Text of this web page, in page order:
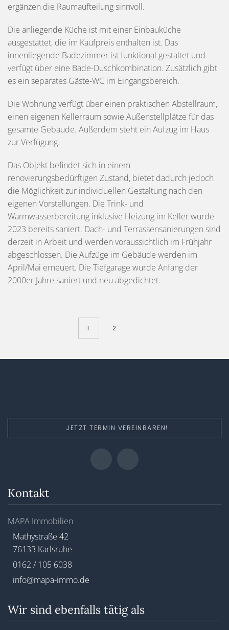
ergänzen die Raumaufteilung sinnvoll.
Die anliegende Küche ist mit einer Einbauküche
ausgestattet, die im Kaufpreis enthalten ist. Das
innenliegende Badezimmer ist funktional gestaltet und
verfügt über eine Bade-Duschkombination. Zusätzlich gibt
es ein separates Gäste-WC im Eingangsbereich.
Die Wohnung verfügt über einen praktischen Abstellraum,
einen eigenen Kellerraum sowie Außenstellplätze für das
gesamte Gebäude. Außerdem steht ein Aufzug im Haus
zur Verfügung.
Das Objekt befindet sich in einem
renovierungsbedürftigen Zustand, bietet dadurch jedoch
die Möglichkeit zur individuellen Gestaltung nach den
eigenen Vorstellungen. Die Trink- und
Warmwasserbereitung inklusive Heizung im Keller wurde
2023 bereits saniert. Dach- und Terrassensanierungen sind
derzeit in Arbeit und werden voraussichtlich im Frühjahr
abgeschlossen. Die Aufzüge im Gebäude werden im
April/Mai erneuert. Die Tiefgarage wurde Anfang der
2000er Jahre saniert und neu abgedichtet.
1 2
JETZT TERMIN VEREINBAREN!
Kontakt
MAPA Immobilien
Mathystraße 42
76133 Karlsruhe
0162 / 105 6038
info@mapa-immo.de
Wir sind ebenfalls tätig als